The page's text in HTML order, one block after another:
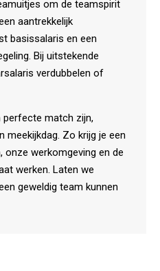
om de teamspirit
aantrekkelijk
basissalaris en een
Bij uitstekende
verdubbelen of
perfecte match zijn,
meekijkdag. Zo krijg je een
onze werkomgeving en de
werken. Laten we
geweldig team kunnen